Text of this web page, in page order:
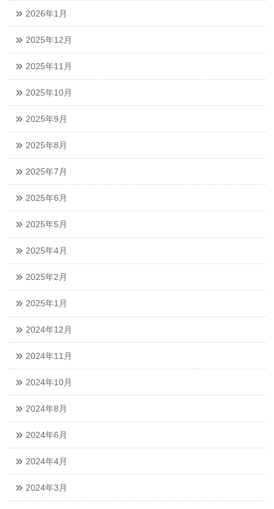
2026年1月
2025年12月
2025年11月
2025年10月
2025年9月
2025年8月
2025年7月
2025年6月
2025年5月
2025年4月
2025年2月
2025年1月
2024年12月
2024年11月
2024年10月
2024年8月
2024年6月
2024年4月
2024年3月